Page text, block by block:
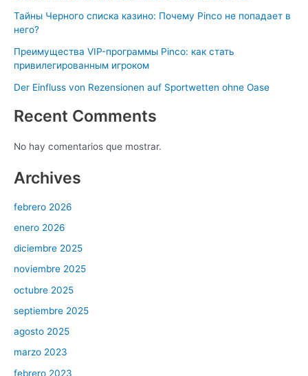
Тайны Черного списка казино: Почему Pinco не попадает в
него?
Преимущества VIP-программы Pinco: как стать
привилегированным игроком
Der Einfluss von Rezensionen auf Sportwetten ohne Oase
Recent Comments
No hay comentarios que mostrar.
Archives
febrero 2026
enero 2026
diciembre 2025
noviembre 2025
octubre 2025
septiembre 2025
agosto 2025
marzo 2023
febrero 2023